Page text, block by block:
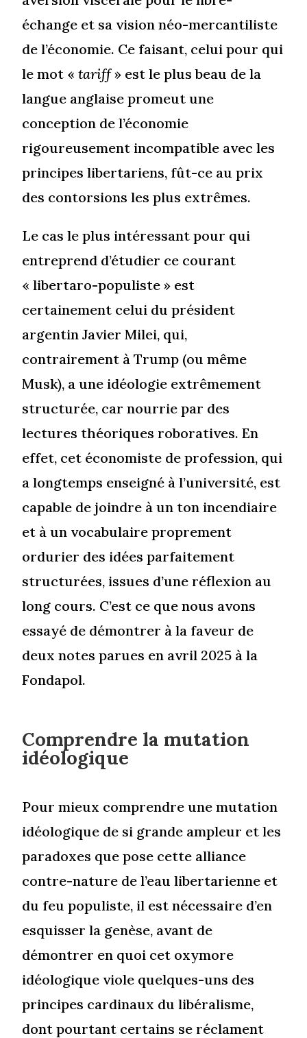
échange et sa vision néo-mercantiliste
de l’économie. Ce faisant, celui pour qui
le mot «tariff» est le plus beau de la
langue anglaise promeut une
conception de l’économie
rigoureusement incompatible avec les
principes libertariens, fût-ce au prix
des contorsions les plus extrêmes.
Le cas le plus intéressant pour qui
entreprend d’étudier ce courant
« libertaro-populiste » est
certainement celui du président
argentin Javier Milei, qui,
contrairement à Trump (ou même
Musk), a une idéologie extrêmement
structurée, car nourrie par des
lectures théoriques roboratives. En
effet, cet économiste de profession, qui
a longtemps enseigné à l’université, est
capable de joindre à un ton incendiaire
et à un vocabulaire proprement
ordurier des idées parfaitement
structurées, issues d’une réflexion au
long cours. C’est ce que nous avons
essayé de démontrer à la faveur de
deux notes parues en avril 2025 à la
Fondapol.
Comprendre la mutation
idéologique
Pour mieux comprendre une mutation
idéologique de si grande ampleur et les
paradoxes que pose cette alliance
contre-nature de l’eau libertarienne et
du feu populiste, il est nécessaire d’en
esquisser la genèse, avant de
démontrer en quoi cet oxymore
idéologique viole quelques-uns des
principes cardinaux du libéralisme,
dont pourtant certains se réclament